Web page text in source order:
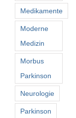
Medikamente
Moderne
Medizin
Morbus
Parkinson
Neurologie
Parkinson